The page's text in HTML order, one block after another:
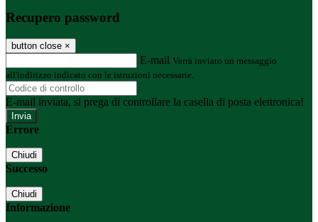
Recupero password
button close ×
E-mail Verrà inviato un messaggio
all'indirizzo indicato con le istruzioni necessarie.
E-mail inviata, si prega di controllare la casella di posta elettronica!
Errore
Chiudi
Successo
Chiudi
Informazione